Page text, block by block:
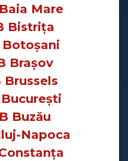
Mare
Bistrița
Botoșani
Brașov
Brussels
Buzău
Napoca